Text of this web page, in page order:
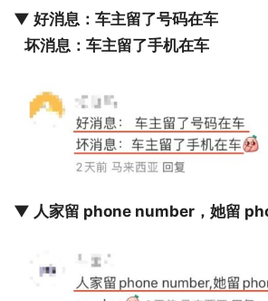
▼ 好消息：车主留了号码在车
坏消息：车主留了手机在车
▼ 人家留 phone number，她留